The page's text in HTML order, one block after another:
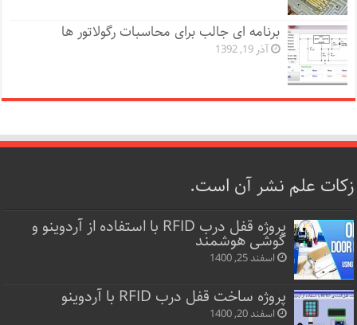
برنامه ای جالب برای محاسبات رگولاتور ها
آذر 19, 1392
زکات علم نشر آن است.
پروژه قفل‌ درب RFID با استفاده از آردوینو و
گوشی هوشمند
اسفند 25, 1400
پروژه ساخت قفل‌ درب RFID با آردوینو
اسفند 20, 1400